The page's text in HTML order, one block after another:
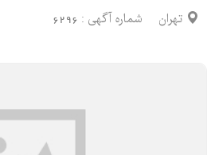
تهران شماره آگهی : 6296